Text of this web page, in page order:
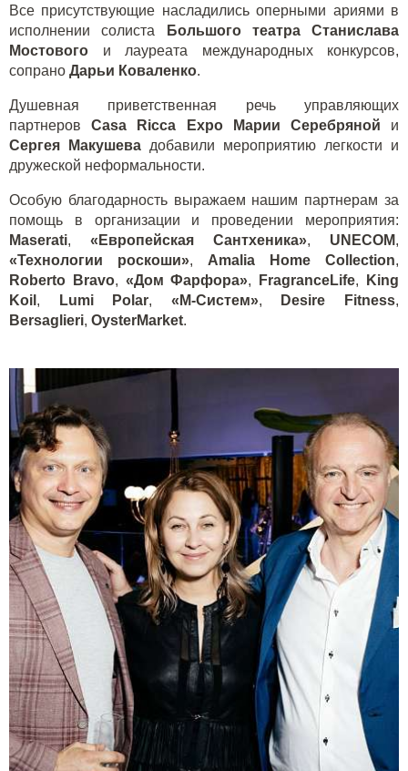
Все присутствующие насладились оперными ариями в
исполнении солиста
Большого театра Станислава
Мостового и лауреата международных конкурсов,
сопрано Дарьи Коваленко.
Душевная приветственная речь управляющих
партнеровCasa Ricca ExpoМарии Серебряной и
Сергея Макушева добавили мероприятию легкости и
дружеской неформальности.
Особую благодарность выражаем нашим партнерам за
помощь в организации и проведении мероприятия:
Maserati, «Европейская Сантхеника», UNECOM,
«Технологии роскоши», Amalia Home Collection,
Roberto Bravo, «Дом Фарфора», FragranceLife,
King
Koil , Lumi Polar, «М-Систем», Desire Fitness,
Bersaglieri, OysterMarket.